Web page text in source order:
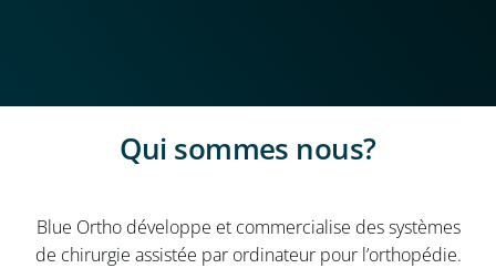
Qui sommes nous?
Blue Ortho développe et commercialise des systèmes
de chirurgie assistée par ordinateur pour l’orthopédie.